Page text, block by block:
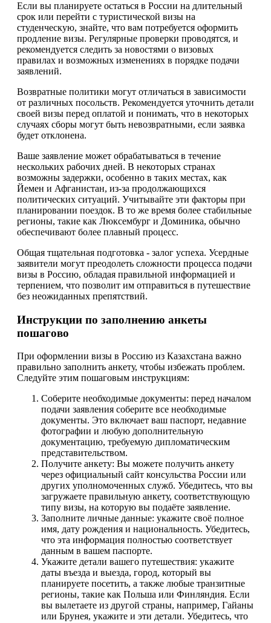
Если вы планируете остаться в России на длительный
срок или перейти с туристической визы на
студенческую, знайте, что вам потребуется оформить
продление визы. Регулярные проверки проводятся, и
рекомендуется следить за новостями о визовых
правилах и возможных изменениях в порядке подачи
заявлений.
Возвратные политики могут отличаться в зависимости
от различных посольств. Рекомендуется уточнить детали
своей визы перед оплатой и понимать, что в некоторых
случаях сборы могут быть невозвратными, если заявка
будет отклонена.
Ваше заявление может обрабатываться в течение
нескольких рабочих дней. В некоторых странах
возможны задержки, особенно в таких местах, как
Йемен и Афганистан, из-за продолжающихся
политических ситуаций. Учитывайте эти факторы при
планировании поездок. В то же время более стабильные
регионы, такие как Люксембург и Доминика, обычно
обеспечивают более плавный процесс.
Общая тщательная подготовка - залог успеха. Усердные
заявители могут преодолеть сложности процесса подачи
визы в Россию, обладая правильной информацией и
терпением, что позволит им отправиться в путешествие
без неожиданных препятствий.
Инструкции по заполнению анкеты
пошагово
При оформлении визы в Россию из Казахстана важно
правильно заполнить анкету, чтобы избежать проблем.
Следуйте этим пошаговым инструкциям:
Соберите необходимые документы: перед началом
подачи заявления соберите все необходимые
документы. Это включает ваш паспорт, недавние
фотографии и любую дополнительную
документацию, требуемую дипломатическим
представительством.
Получите анкету: Вы можете получить анкету
через официальный сайт консульства России или
других уполномоченных служб. Убедитесь, что вы
загружаете правильную анкету, соответствующую
типу визы, на которую вы подаёте заявление.
Заполните личные данные: укажите своё полное
имя, дату рождения и национальность. Убедитесь,
что эта информация полностью соответствует
данным в вашем паспорте.
Укажите детали вашего путешествия: укажите
даты въезда и выезда, город, который вы
планируете посетить, а также любые транзитные
регионы, такие как Польша или Финляндия. Если
вы вылетаете из другой страны, например, Гайаны
или Брунея, укажите и эти детали. Убедитесь, что